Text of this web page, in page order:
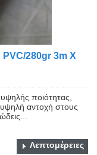
280gr 3m Χ
ποιότητας,
υψηλή αντοχή στους
Λεπτομέρειες